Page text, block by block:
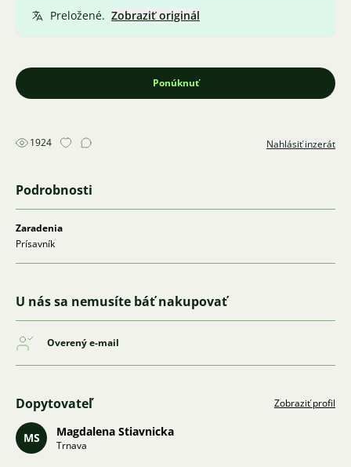
Preložené. Zobraziť originál
Ponúknuť
1924 Nahlásiť inzerát
Podrobnosti
Zaradenia
Prísavník
U nás sa nemusíte báť nakupovať
Overený e-mail
Dopytovateľ Zobraziť profil
MS Magdalena Stiavnicka
Trnava